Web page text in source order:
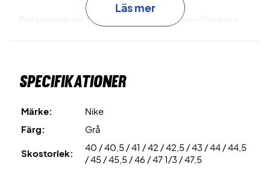
En fantastisk sko för tennis, för spelaren som vill ha extra
Färg: Photon Damm / Klor Blue
Läs mer
Specifikationer
Märke:
Nike
Färg:
Grå
Skostorlek:
40 / 40,5 / 41 / 42 / 42,5 / 43 / 44 / 44,5
/ 45 / 45,5 / 46 / 47 1/3 / 47,5